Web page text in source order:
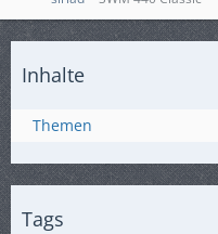
Inhalte
Themen
Tags